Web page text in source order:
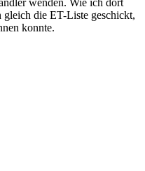
wenden. Wie ich dort
gleich die ET-Liste geschickt,
konnte.